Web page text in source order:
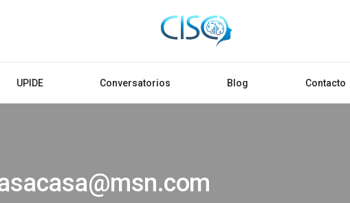
UPIDE Conversatorios Blog Contacto